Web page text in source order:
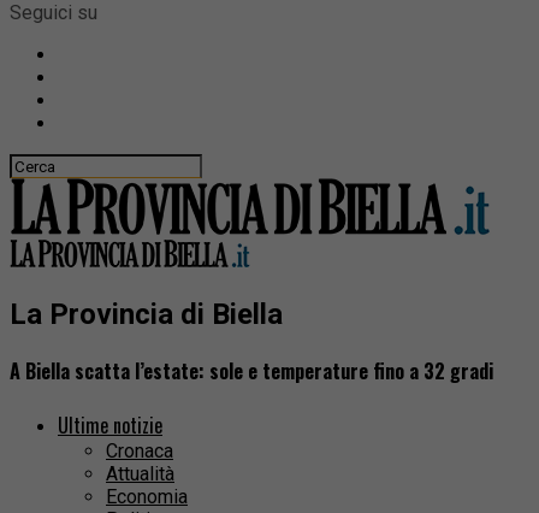
Seguici su
La Provincia di Biella
A Biella scatta l’estate: sole e temperature fino a 32 gradi
Ultime notizie
Cronaca
Attualità
Economia